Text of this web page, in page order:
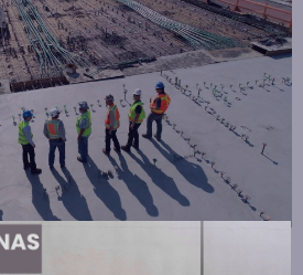
till OHLA Sveriges ledning